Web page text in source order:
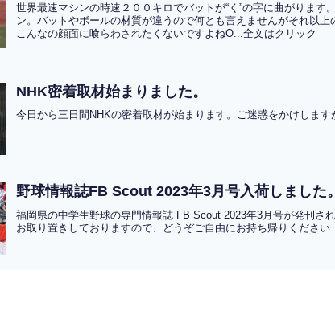
世界最速マシンの時速２００キロでバットが“く”の字に曲がります
ン。バットやボールの材質が違うので何とも言えませんがそれ以上
こんなの顔面に喰らわされたくないですよねO...全文はクリック
NHK密着取材始まりました。
今日から三日間NHKの密着取材が始まります。ご迷惑をかけしま
野球情報誌FB Scout 2023年3月号入荷しました。
福岡県の中学生野球の専門情報誌 FB Scout 2023年3月号が発刊さ
お取り置きしておりますので、どうぞご自由にお持ち帰りください